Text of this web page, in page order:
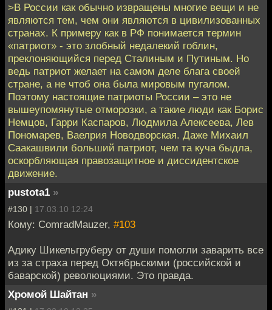
>В России как обычно извращены многие вещи и не
являются тем, чем они являются в цивилизованных
странах. К примеру как в РФ понимается термин
«патриот» - это злобный недалекий гоблин,
преклоняющийся перед Сталиным и Путиным. Но
ведь патриот желает на самом деле блага своей
стране, а не чтоб она была мировым пугалом.
Поэтому настоящие патриоты России – это не
вышеупомянутые отморозки, а такие люди как Борис
Немцов, Гарри Каспаров, Людмила Алексеева, Лев
Пономарев, Ваелрия Новодворская. Даже Михаил
Саакашвили больший патриот, чем та куча быдла,
оскорбляющая правозащитное и диссидентское
движение.
pustota1 »
#130 | 17.03.10 12:24
Кому: ComradMauzer, #103
Адику Шикельгруберу от души помогли заварить все
из за страха перед Октябрьскими (российской и
баварской) революциями. Это правда.
Хромой Шайтан »